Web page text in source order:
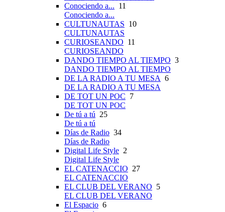
Conociendo a... 11
Conociendo a...
CULTUNAUTAS 10
CULTUNAUTAS
CURIOSEANDO 11
CURIOSEANDO
DANDO TIEMPO AL TIEMPO 3
DANDO TIEMPO AL TIEMPO
DE LA RADIO A TU MESA 6
DE LA RADIO A TU MESA
DE TOT UN POC 7
DE TOT UN POC
De tú a tú 25
De tú a tú
Días de Radio 34
Días de Radio
Digital Life Style 2
Digital Life Style
EL CATENACCIO 27
EL CATENACCIO
EL CLUB DEL VERANO 5
EL CLUB DEL VERANO
El Espacio 6